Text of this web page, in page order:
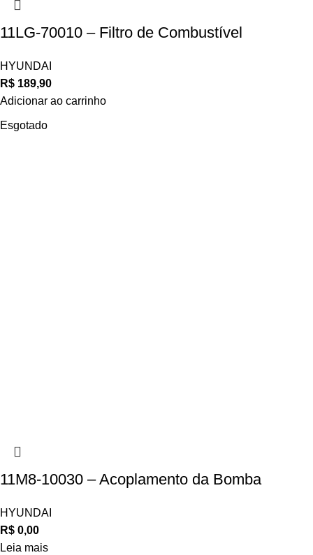
11LG-70010 – Filtro de Combustível
HYUNDAI
R$ 189,90
Adicionar ao carrinho
Esgotado
11M8-10030 – Acoplamento da Bomba
HYUNDAI
R$ 0,00
Leia mais